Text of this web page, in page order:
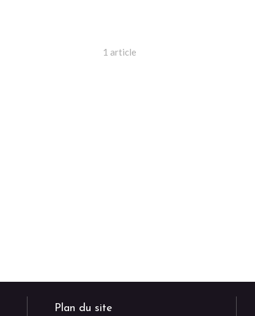
1 article
Plan du site